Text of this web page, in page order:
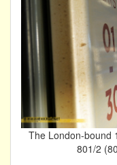
The London-bound
801/2